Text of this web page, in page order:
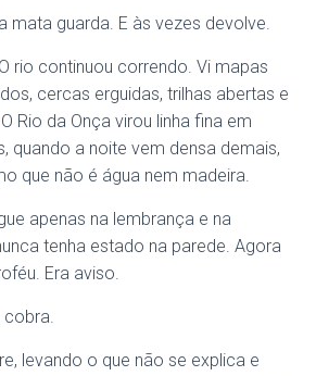
mata guarda. E às vezes devolve.
rio continuou correndo. Vi mapas
cercas erguidas, trilhas abertas e
Rio da Onça virou linha fina em
quando a noite vem densa demais,
que não é água nem madeira.
apenas na lembrança e na
tenha estado na parede. Agora
Era aviso.
cobra.
levando o que não se explica e